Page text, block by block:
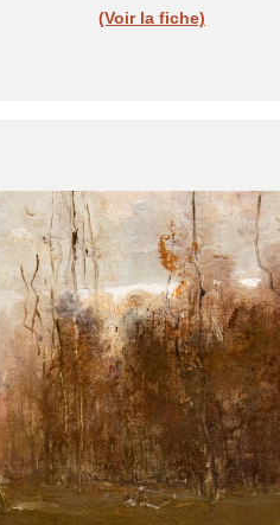
(Voir la fiche)